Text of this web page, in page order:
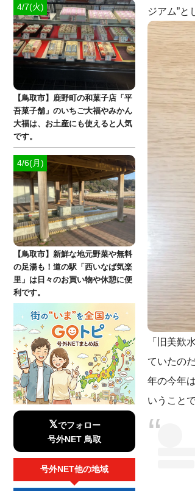
ジアム”と
「旧美歎
ていたの
年の今年
いうこと
4/7(火)
【鳥取市】鹿野町の和菓子店「平
吾菓子舗」のいちご大福やみかん
大福は、お土産にも使えると人気
です。
4/6(月)
【鳥取市】新鮮な地元野菜や無料
の足湯も！道の駅「西いなば気楽
里」は日々のお買い物や休憩に便
利です。
𝕏でフォロー
号外NET 鳥取
号外NET他の地域